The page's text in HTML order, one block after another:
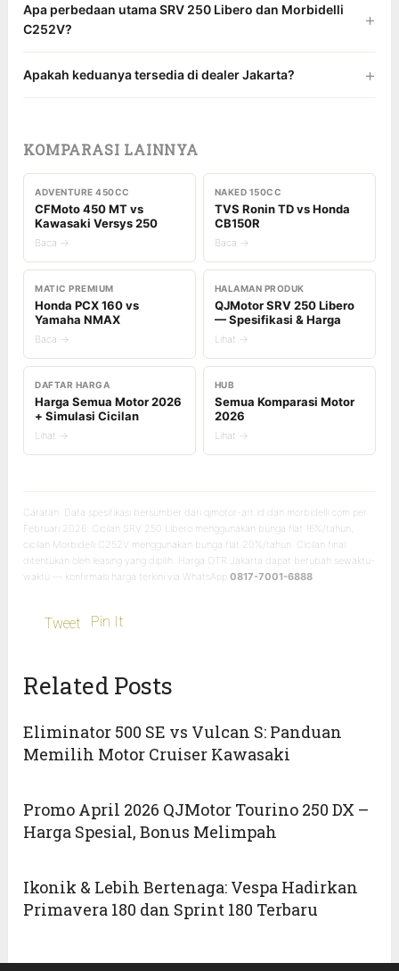
Apa perbedaan utama SRV 250 Libero dan Morbidelli
C252V?
Apakah keduanya tersedia di dealer Jakarta?
KOMPARASI LAINNYA
ADVENTURE 450CC
CFMoto 450 MT vs
Kawasaki Versys 250
Baca →
NAKED 150CC
TVS Ronin TD vs Honda
CB150R
Baca →
MATIC PREMIUM
Honda PCX 160 vs
Yamaha NMAX
Baca →
HALAMAN PRODUK
QJMotor SRV 250 Libero
— Spesifikasi & Harga
Lihat →
DAFTAR HARGA
Harga Semua Motor 2026
+ Simulasi Cicilan
Lihat →
HUB
Semua Komparasi Motor
2026
Lihat →
Catatan: Data spesifikasi bersumber dari qjmotor-art.id dan morbidelli.com per
Februari 2026. Cicilan SRV 250 Libero menggunakan bunga flat 16%/tahun,
cicilan Morbidelli C252V menggunakan bunga flat 20%/tahun. Cicilan final
ditentukan oleh leasing yang dipilih. Harga OTR Jakarta dapat berubah sewaktu-
waktu — konfirmasi harga terkini via WhatsApp0817-7001-6888
Tweet Pin It
Related Posts
Eliminator 500 SE vs Vulcan S: Panduan
Memilih Motor Cruiser Kawasaki
Promo April 2026 QJMotor Tourino 250 DX –
Harga Spesial, Bonus Melimpah
Ikonik & Lebih Bertenaga: Vespa Hadirkan
Primavera 180 dan Sprint 180 Terbaru